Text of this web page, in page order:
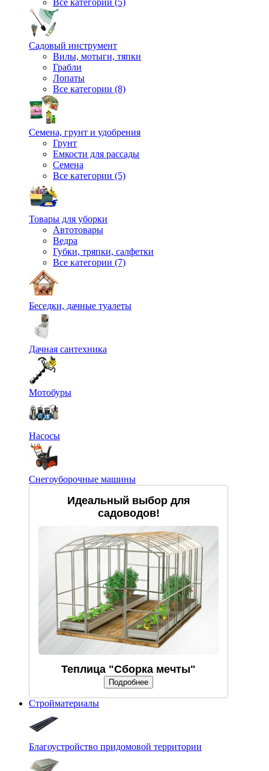
Все категории (5)
Садовый инструмент
Вилы, мотыги, тяпки
Грабли
Лопаты
Все категории (8)
Семена, грунт и удобрения
Грунт
Емкости для рассады
Семена
Все категории (5)
Товары для уборки
Автотовары
Ведра
Губки, тряпки, салфетки
Все категории (7)
Беседки, дачные туалеты
Дачная сантехника
Мотобуры
Насосы
Снегоуборочные машины
Идеальный выбор для
садоводов!
Теплица "Сборка мечты"
Подробнее
Стройматериалы
Благоустройство придомовой территории